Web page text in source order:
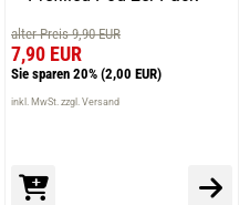
eines Kommentars
alter Preis 9,90 EUR
7,90 EUR
Sie sparen 20% (2,00 EUR)
inkl. MwSt. zzgl. Versand